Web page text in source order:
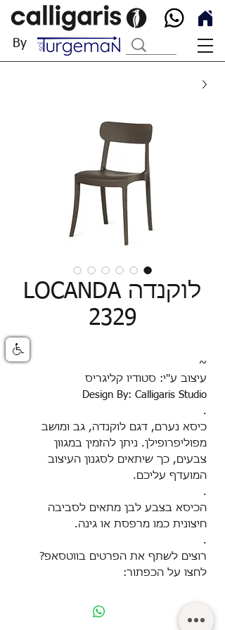
By
לוקנדה LOCANDA
2329
~
עיצוב ע''י: סטודיו קליגריס
Design By: Calligaris Studio
.
כיסא נערם, דגם לוקנדה, גב ומושב
מפוליפרופילן. ניתן להזמין במגוון
צבעים, כך שיתאים לסגנון העיצוב
המועדף עליכם.
.
הכיסא בצבע לבן מתאים לסביבה
חיצונית כמו מרפסת או גינה.
.
רוצים לשתף את הפרטים בווטסאפ?
לחצו על הכפתור: